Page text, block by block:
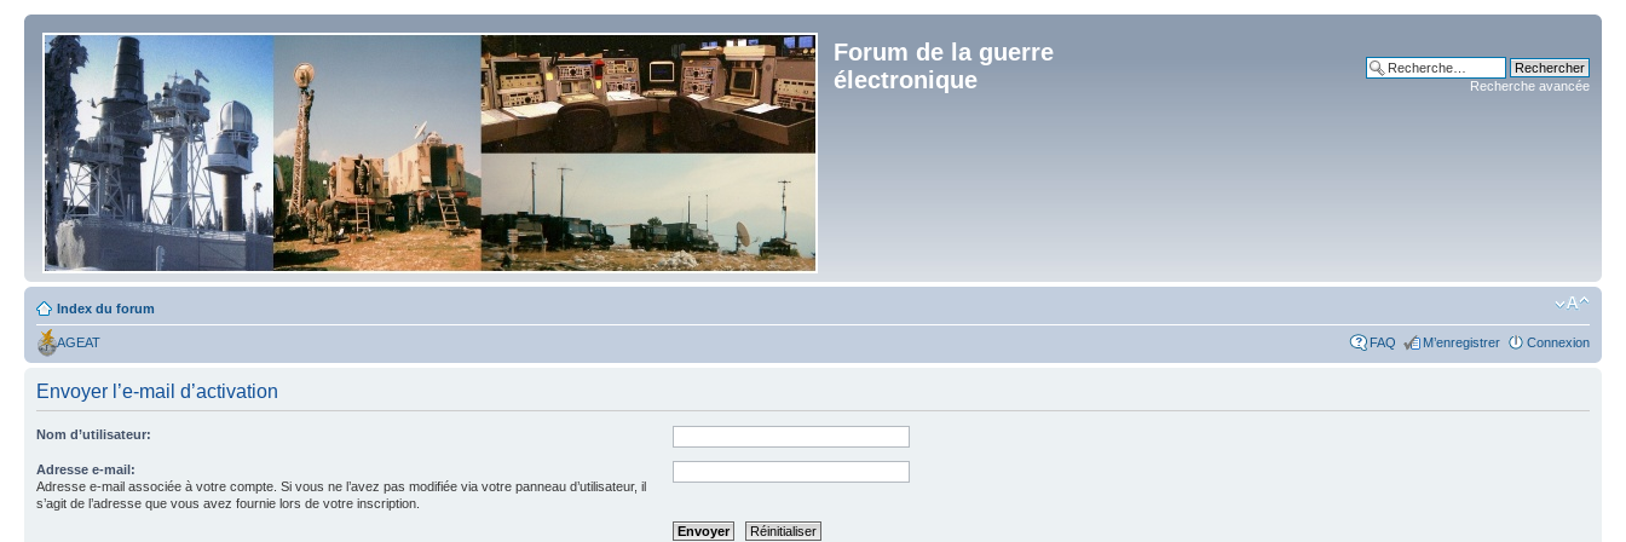
Forum de la guerre
électronique
Recherche avancée
Index du forum
AGEAT FAQ M’enregistrer Connexion
Envoyer l’e-mail d’activation
Nom d’utilisateur:
Adresse e-mail:
Adresse e-mail associée à votre compte. Si vous ne l’avez pas modifiée via votre panneau d’utilisateur, il
s’agit de l’adresse que vous avez fournie lors de votre inscription.